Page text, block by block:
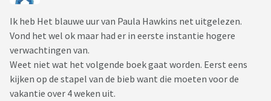
Ik heb Het blauwe uur van Paula Hawkins net uitgelezen.
Vond het wel ok maar had er in eerste instantie hogere
verwachtingen van.
Weet niet wat het volgende boek gaat worden. Eerst eens
kijken op de stapel van de bieb want die moeten voor de
vakantie over 4 weken uit.